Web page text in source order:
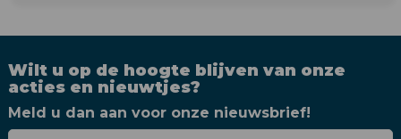
Wilt u op de hoogte blijven van onze
acties en nieuwtjes?
Meld u dan aan voor onze nieuwsbrief!